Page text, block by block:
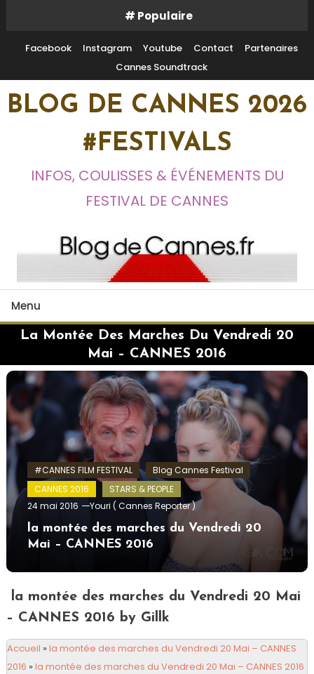
Content
# Populaire
Facebook Instagram Youtube Contact
Partenaires
Cannes Soundtrack
BLOG DE CANNES 2026
#FESTIVALS
INFOS, COULISSES & ÉVÉNEMENTS DU
FESTIVAL DE CANNES
Menu
La Montée Des Marches Du Vendredi 20
Mai – CANNES 2016
#CANNES FILM FESTIVAL
Blog Cannes Festival
CANNES 2016
STARS & PEOPLE
24 mai 2016
Youri ( Cannes Reporter )
la montée des marches du Vendredi 20
Mai – CANNES 2016
la montée des marches du Vendredi 20 Mai
– CANNES 2016 by Gillk
Accueil »la montée des marches du Vendredi 20 Mai – CANNES
2016 »la montée des marches du Vendredi 20 Mai – CANNES 2016